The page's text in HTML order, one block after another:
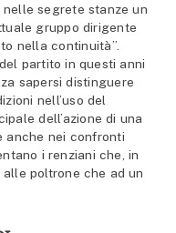
segrete stanze un
gruppo dirigente
nella continuità”.
partito in questi anni
sapersi distinguere
nell’uso del
dell’azione di una
anche nei confronti
i renziani che, in
poltrone che ad un